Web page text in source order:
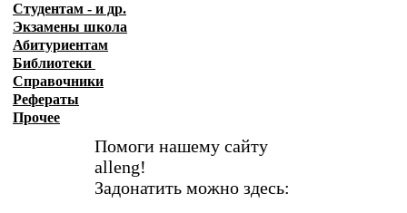
Студентам - и др.
Экзамены школа
Абитуриентам
Библиотеки
Справочники
Рефераты
Прочее
Помоги нашему сайту
alleng!
Задонатить можно здесь: